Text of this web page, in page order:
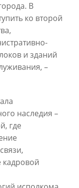
В
ко второй
и зданий
–
наследия –
где
кадровой